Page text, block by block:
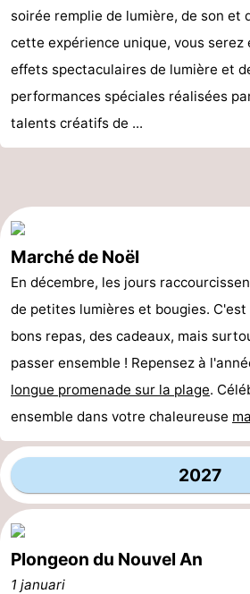
soirée remplie de lumière, de son et
cette expérience unique, vous serez
effets spectaculaires de lumière et
performances spéciales réalisées
talents créatifs de ...
Marché de Noël
En décembre, les jours
de petites lumières et bougies.
bons repas, des cadeaux, mais
passer ensemble ! Repensez à
longue promenade sur la plage.
ensemble dans votre chaleureuse
2027
Plongeon du Nouvel An
1 januari